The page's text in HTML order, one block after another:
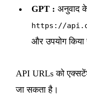
GPT : अनुवाद
https://
और उपयोग किया
API URLs को
जा सकता है।